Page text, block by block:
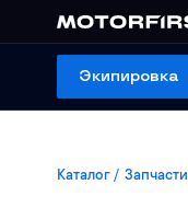
Экипировка
Каталог Запчасти